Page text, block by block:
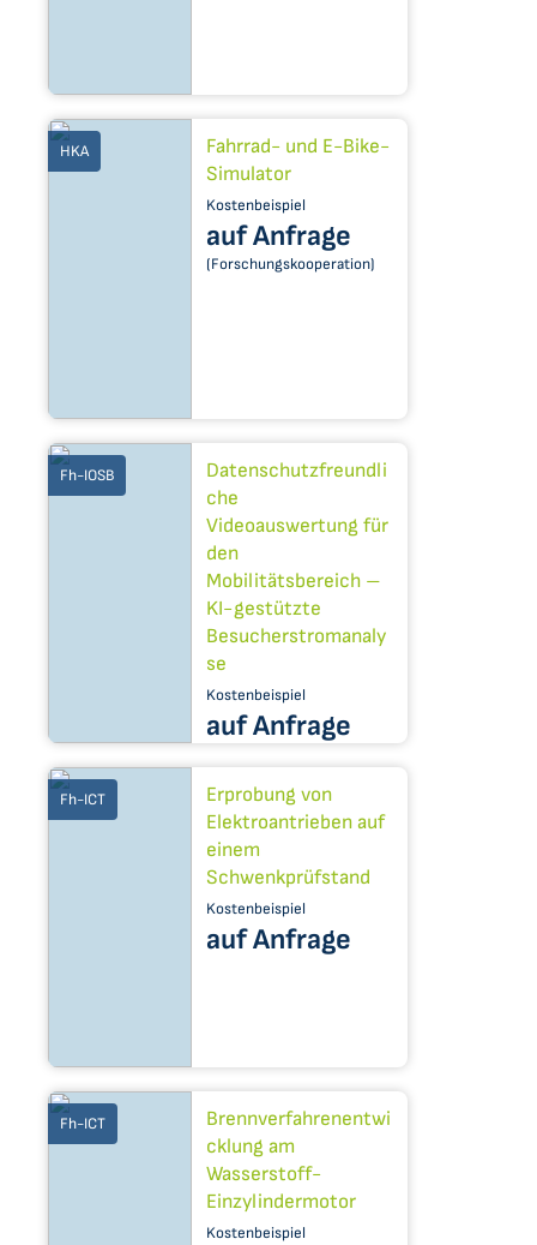
HKA
Fahrrad- und E-Bike-
Simulator
Kostenbeispiel
auf Anfrage
(Forschungskooperation)
Fh-IOSB
Datenschutzfreundli
che
Videoauswertung für
den
Mobilitätsbereich –
KI-gestützte
Besucherstromanaly
se
Kostenbeispiel
auf Anfrage
Fh-ICT
Erprobung von
Elektroantrieben auf
einem
Schwenkprüfstand
Kostenbeispiel
auf Anfrage
Fh-ICT
Brennverfahrenentwi
cklung am
Wasserstoff-
Einzylindermotor
Kostenbeispiel